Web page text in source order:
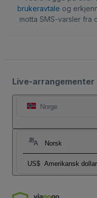
brukeravtale og
motta SMS-varsler fra
Live-arrangementer
Norge
Norsk
US$ Amerikansk dollar